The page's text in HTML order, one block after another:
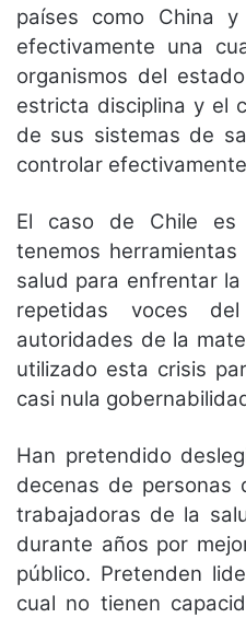
países como China
efectivamente una
organismos del
estricta disciplina y el
de sus sistemas de
controlar
El caso de Chile
tenemos
salud para enfrentar
repetidas voces
autoridades de la
utilizado esta crisis
casi nula
Han pretendido
decenas de personas
trabajadoras de la
durante años por
público. Pretenden
cual no tienen